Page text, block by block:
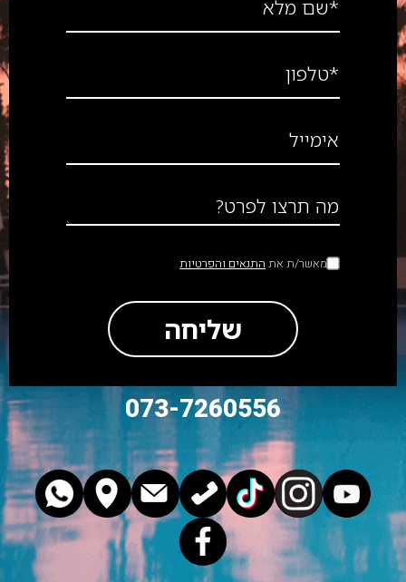
*שם מלא
*טלפון
אימייל
מה תרצו לפרט?
מאשר/ת את התנאים והפרטיות
שליחה
073-7260556